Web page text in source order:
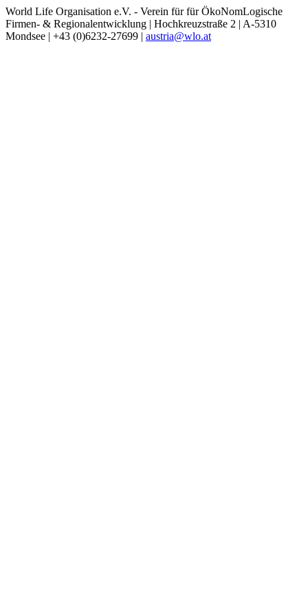
World Life Organisation e.V. - Verein für für ÖkoNomLogische
Firmen- & Regionalentwicklung | Hochkreuzstraße 2 | A-5310
Mondsee | +43 (0)6232-27699 | austria@wlo.at